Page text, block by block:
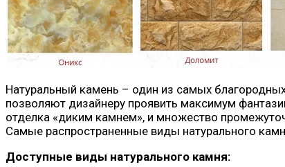
Натуральный камень – один из самых
позволяют дизайнеру проявить максимум
отделка «диким камнем», и множество
Самые распространенные виды натурального
Доступные виды натурального камня: